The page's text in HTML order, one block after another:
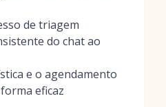
de triagem
do chat ao
e o agendamento
eficaz